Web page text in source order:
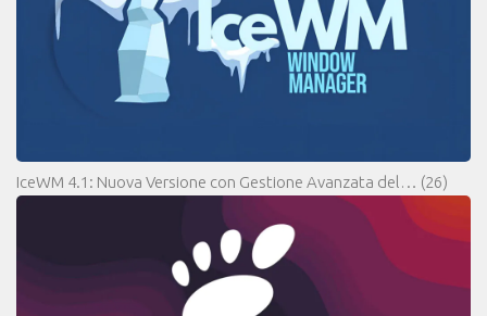
IceWM 4.1: Nuova Versione con Gestione Avanzata del… (26)